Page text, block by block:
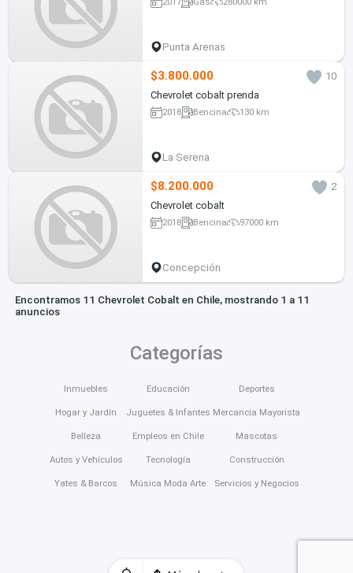
Punta Arenas
$3.800.000
10
Chevrolet cobalt prenda
2018 Bencina 130 km
La Serena
$8.200.000
2
Chevrolet cobalt
2018 Bencina 97000 km
Concepción
Encontramos 11 Chevrolet Cobalt en Chile, mostrando 1 a 11
anuncios
Categorías
Inmuebles
Hogar y Jardín
Belleza
Autos y Vehículos
Yates & Barcos
Educación
Juguetes & Infantes
Empleos en Chile
Tecnología
Música Moda Arte
Deportes
Mercancía Mayorista
Mascotas
Construcción
Servicios y Negocios